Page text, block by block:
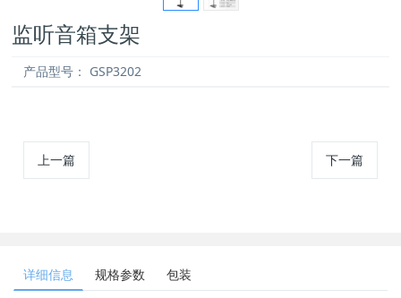
监听音箱支架
产品型号： GSP3202
上一篇 下一篇
详细信息 规格参数 包装